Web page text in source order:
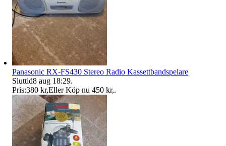
Panasonic RX-FS430 Stereo Radio Kassettbandspelare
Sluttid8 aug 18:29.
Pris:380 kr,Eller Köp nu 450 kr,.